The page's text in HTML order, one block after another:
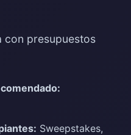
con presupuestos
Sweepstakes,